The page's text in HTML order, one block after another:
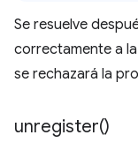
Se resuelve
correctamente a
se rechazará la
unregister()